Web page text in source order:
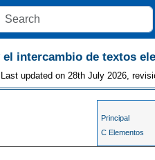
intercambio de textos
updated on 28th July 2026,
Principal
C Elementos